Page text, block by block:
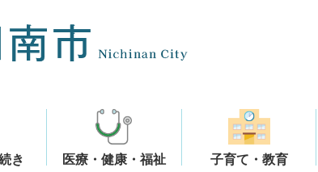
き 医療・健康・福祉 子育て・教育